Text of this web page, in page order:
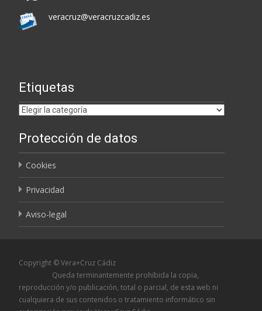
veracruz@veracruzcadiz.es
Etiquetas
Etiquetas
Protección de datos
Cookies
Privacidad
Aviso-legal
Copyright © Vera+Cruz Cádiz
Queda terminantemente prohibida la copia,
reproducción y/o publicación, total o parcial, de esta web ni
cualquiera de sus contenidos o tratamiento informático sin